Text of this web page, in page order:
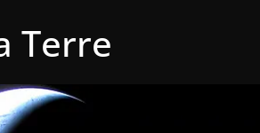
Terre